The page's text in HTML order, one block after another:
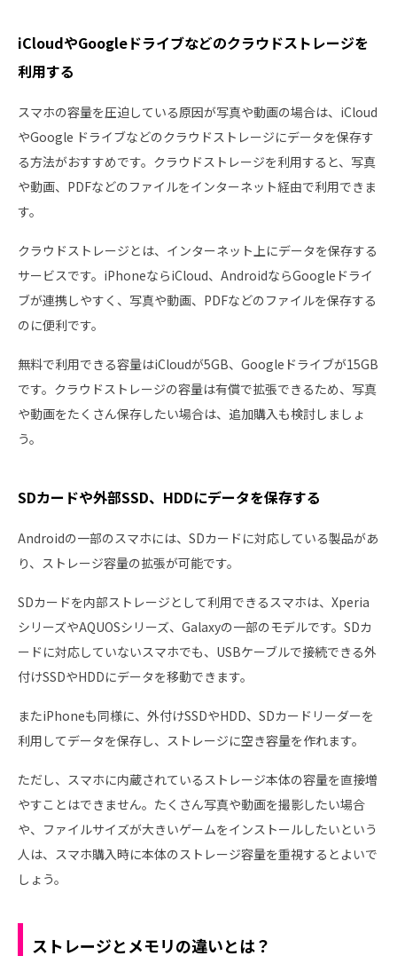
iCloudやGoogleドライブなどのクラウドストレージを
利用する
スマホの容量を圧迫している原因が写真や動画の場合は、iCloud
やGoogle ドライブなどのクラウドストレージにデータを保存す
る方法がおすすめです。クラウドストレージを利用すると、写真
や動画、PDFなどのファイルをインターネット経由で利用できま
す。
クラウドストレージとは、インターネット上にデータを保存する
サービスです。iPhoneならiCloud、AndroidならGoogleドライ
ブが連携しやすく、写真や動画、PDFなどのファイルを保存する
のに便利です。
無料で利用できる容量はiCloudが5GB、Googleドライブが15GB
です。クラウドストレージの容量は有償で拡張できるため、写真
や動画をたくさん保存したい場合は、追加購入も検討しましょ
う。
SDカードや外部SSD、HDDにデータを保存する
Androidの一部のスマホには、SDカードに対応している製品があ
り、ストレージ容量の拡張が可能です。
SDカードを内部ストレージとして利用できるスマホは、Xperia
シリーズやAQUOSシリーズ、Galaxyの一部のモデルです。SDカ
ードに対応していないスマホでも、USBケーブルで接続できる外
付けSSDやHDDにデータを移動できます。
またiPhoneも同様に、外付けSSDやHDD、SDカードリーダーを
利用してデータを保存し、ストレージに空き容量を作れます。
ただし、スマホに内蔵されているストレージ本体の容量を直接増
やすことはできません。たくさん写真や動画を撮影したい場合
や、ファイルサイズが大きいゲームをインストールしたいという
人は、スマホ購入時に本体のストレージ容量を重視するとよいで
しょう。
ストレージとメモリの違いとは？